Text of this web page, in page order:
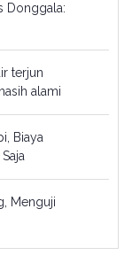
Donggala:
terjun
alami
Biaya
Menguji